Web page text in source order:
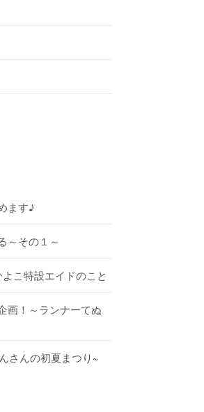
ます♪
～その１～
こ特設エイドのこと
画！～ランナーてぬ
さんの初夏まつり~